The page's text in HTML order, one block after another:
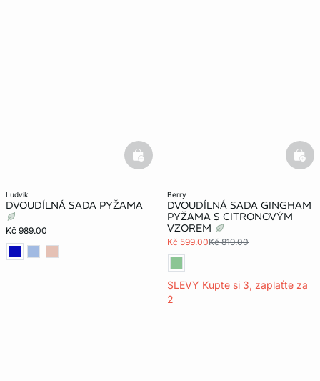
ludvik
DVOUDÍLNÁ SADA PYŽAMA
Kč 989.00
basketfull
berry
DVOUDÍLNÁ SADA GINGHAM
PYŽAMA S CITRONOVÝM
VZOREM
Kč 599.00Kč 819.00
SLEVY Kupte si 3, zaplaťte za
2